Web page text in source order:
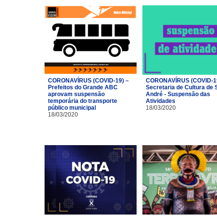
CORONAVÍRUS (COVID-19) –
Prefeitos do Grande ABC
aprovam suspensão
temporária do transporte
público municipal
18/03/2020
CORONAVÍRUS (COVID-
Secretaria de Cultura de
André - Suspensão das
Atividades
18/03/2020